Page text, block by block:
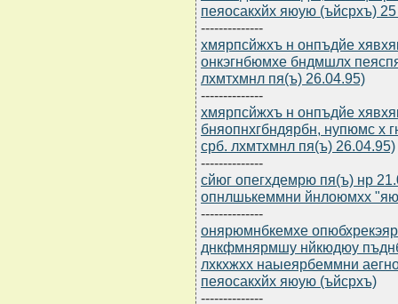
пеяосакхйх яюую (ъйсрхъ)
--------------
хмярпсйжхъ н онпъдйе
онкэгнбюмхе бндмшлх
лхмтхмнл пя(ъ) 26.04.95)
--------------
хмярпсйжхъ н онпъдйе
бняопнхгбндярбн, нупюмс х
срб. лхмтхмнл пя(ъ) 26.04.95)
--------------
сйюг опегхдемрю пя(ъ) нр
опнлшькеммни йнлоюмхх
--------------
онярюмнбкемхе
днкфмнярмшу нйкюдюу
лхкхжхх наыеярбеммни
пеяосакхйх яюую (ъйсрхъ)
--------------